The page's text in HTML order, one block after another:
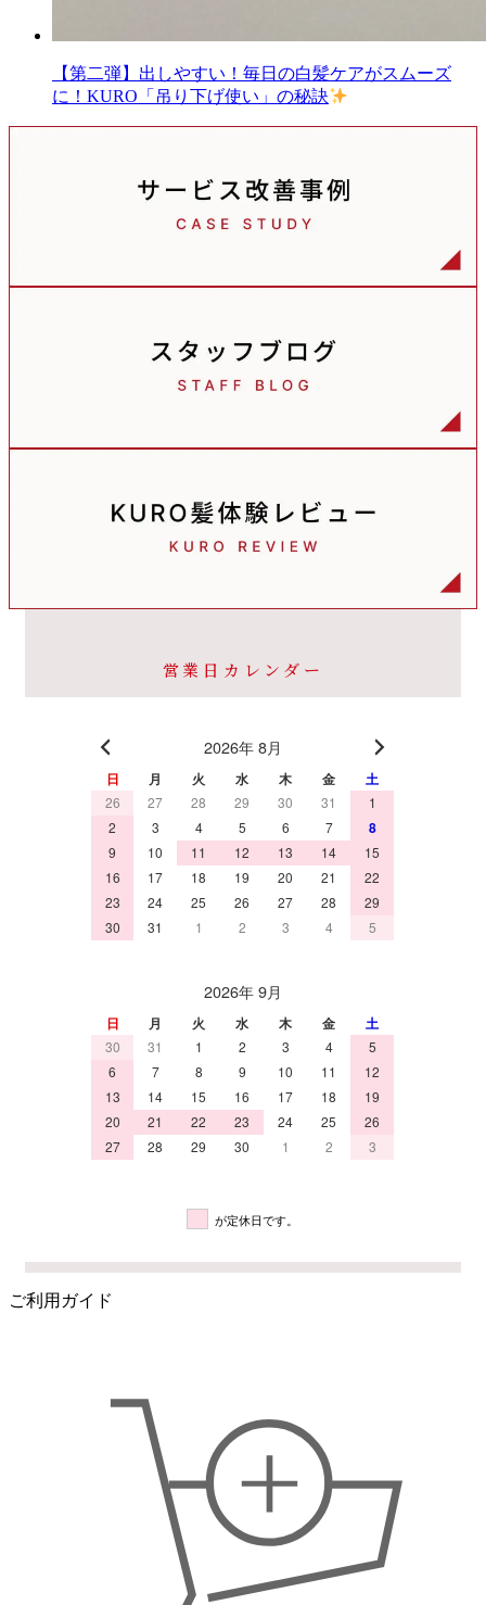
【第二弾】出しやすい！毎日の白髪ケアがスムーズ
に！KURO「吊り下げ使い」の秘訣
営業日カレンダー
2026年 8月
日 月 火 水 木 金 土
26 27 28 29 30 31
1
2
3 4 5 6 7 8
9 10 11 12 13 14
15
16
17 18 19 20 21
22
23
24 25 26 27 28
29
30
31 1 2 3 4 5
2026年 9月
日 月 火 水 木 金 土
30 31 1 2 3 4
5
6
7 8 9 10 11
12
13
14 15 16 17 18
19
20
21 22 23 24 25
26
27
28 29 30 1 2 3
が定休日です。
ご利用ガイド